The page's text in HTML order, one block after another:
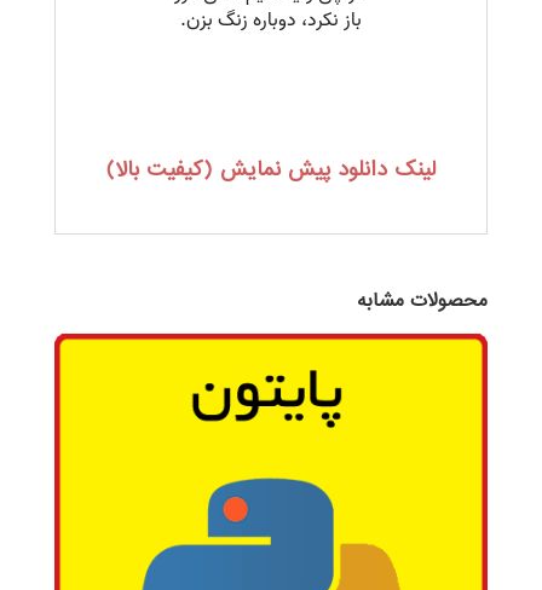
لینک دانلود پیش نمایش (کیفیت بالا)
محصولات مشابه